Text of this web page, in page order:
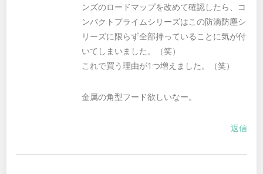
ンズのロードマップを改めて確認したら、コ
ンパクトプライムシリーズはこの防滴防塵シ
リーズに限らず全部持っていることに気が付
いてしまいました。（笑）
これで買う理由が1つ増えました。（笑）
金属の角型フード欲しいなー。
返信